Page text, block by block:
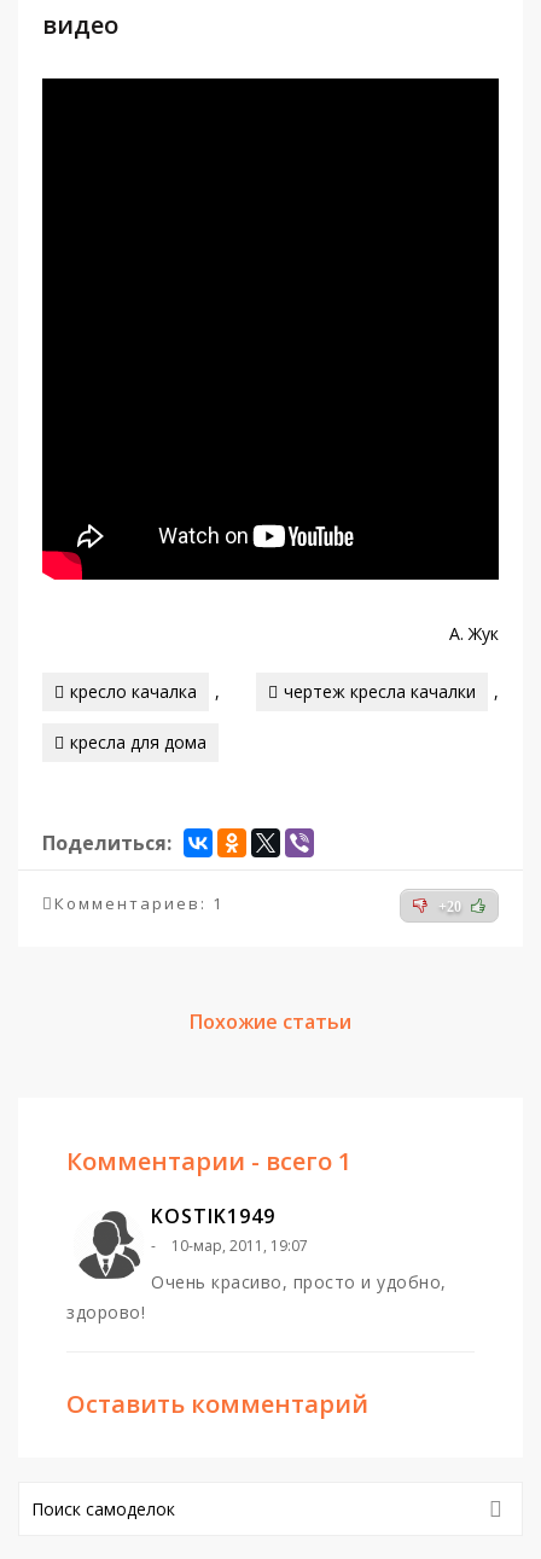
видео
А. Жук
кресло качалка , чертеж кресла качалки ,
кресла для дома
Поделиться:
Комментариев: 1 +20
Похожие статьи
Комментарии - всего 1
KOSTIK1949
10-мар, 2011, 19:07
Очень красиво, просто и удобно,
здорово!
Оставить комментарий